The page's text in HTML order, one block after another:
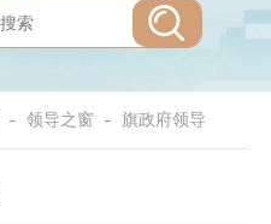
-领导之窗 -旗政府领导